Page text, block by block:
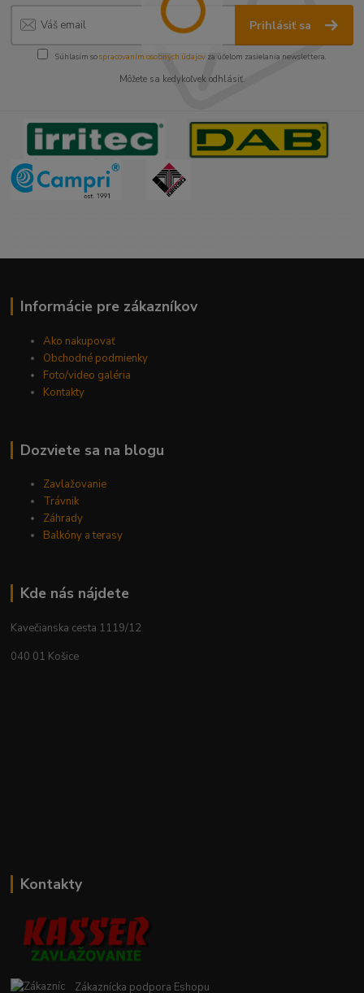
Prihlásiť sa
Súhlasím sospracovaním osobných údajov za účelom zasielania newslettera.
Môžete sa kedykoľvek odhlásiť.
Informácie pre zákazníkov
Ako nakupovať
Obchodné podmienky
Foto/video galéria
Kontakty
Dozviete sa na blogu
Zavlažovanie
Trávnik
Záhrady
Balkóny a terasy
Kde nás nájdete
Kavečianska cesta 1119/12
040 01 Košice
Kontakty
Zákaznícka podpora Eshopu